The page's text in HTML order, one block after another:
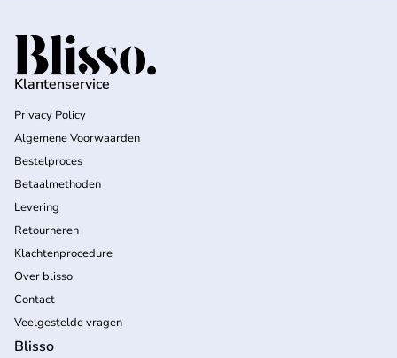
Home
Klantenservice
Privacy Policy
Algemene Voorwaarden
Bestelproces
Betaalmethoden
Levering
Retourneren
Klachtenprocedure
Over blisso
Contact
Veelgestelde vragen
Blisso